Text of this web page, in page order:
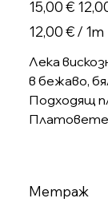
цена
15,00 €
цена
12,00 €
на
12,00 € / 1m
Лека
в бежаво,
Подходящ
Платовете
Метраж